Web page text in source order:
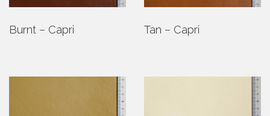
Burnt – Capri Tan – Capri